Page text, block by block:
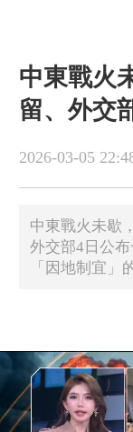
中東戰火
留、外交
2026-03-05
中東戰火未歇
外交部4日公
「因地制宜」